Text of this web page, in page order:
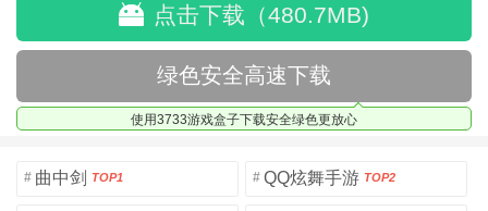
点击下载（480.7MB)
绿色安全高速下载
使用3733游戏盒子下载安全绿色更放心
# 曲中剑 TOP1 # QQ炫舞手游 TOP2